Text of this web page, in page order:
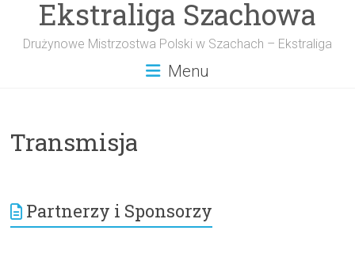
Przejdź
treści
Ekstraliga Szachowa
Drużynowe Mistrzostwa Polski w Szachach – Ekstraliga
Menu
Transmisja
Partnerzy i Sponsorzy